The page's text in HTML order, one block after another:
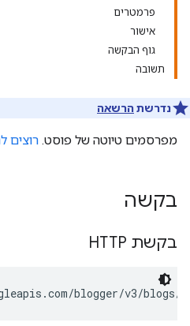
פרמטרים
אישור
גוף הבקשה
תשובה
נדרשת הרשאה
מפרסמים טיוטה של פוסט. רוצים
בקשה
בקשת HTTP
blogger/v3/blogs/